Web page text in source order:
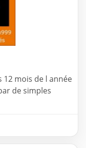
mois de l année
de simples